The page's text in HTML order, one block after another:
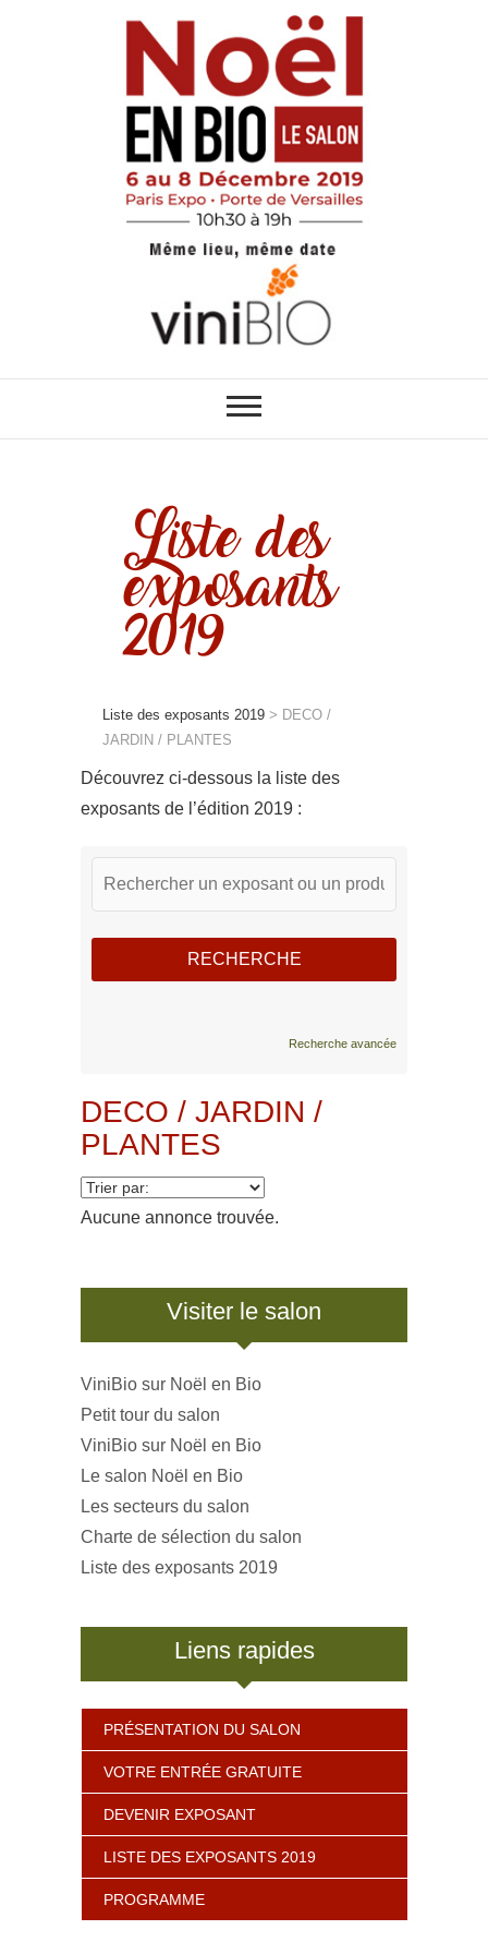
Liste des
exposants
2019
Liste des exposants 2019 > DECO /
JARDIN / PLANTES
Découvrez ci-dessous la liste des
exposants de l’édition 2019 :
Recherche avancée
DECO / JARDIN /
PLANTES
Aucune annonce trouvée.
Visiter le salon
ViniBio sur Noël en Bio
Petit tour du salon
ViniBio sur Noël en Bio
Le salon Noël en Bio
Les secteurs du salon
Charte de sélection du salon
Liste des exposants 2019
Liens rapides
PRÉSENTATION DU SALON
VOTRE ENTRÉE GRATUITE
DEVENIR EXPOSANT
LISTE DES EXPOSANTS 2019
PROGRAMME